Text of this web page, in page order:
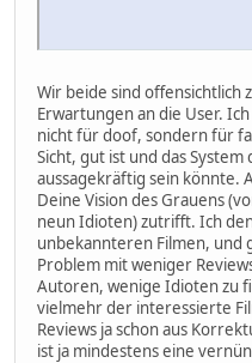
Wir beide sind offensichtlich
Erwartungen an die User.
nicht für doof, sondern für
Sicht, gut ist und das
aussagekräftig sein könnte.
Deine Vision des Grauens
neun Idioten) zutrifft. Ich
unbekannteren Filmen, und
Problem mit weniger
Autoren, wenige Idioten zu
vielmehr der interessierte
Reviews ja schon aus
ist ja mindestens eine